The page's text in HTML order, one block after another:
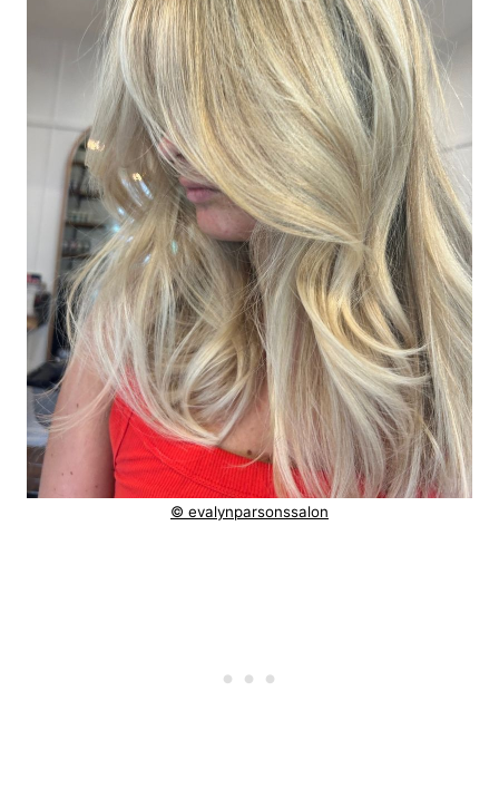
© evalynparsonssalon